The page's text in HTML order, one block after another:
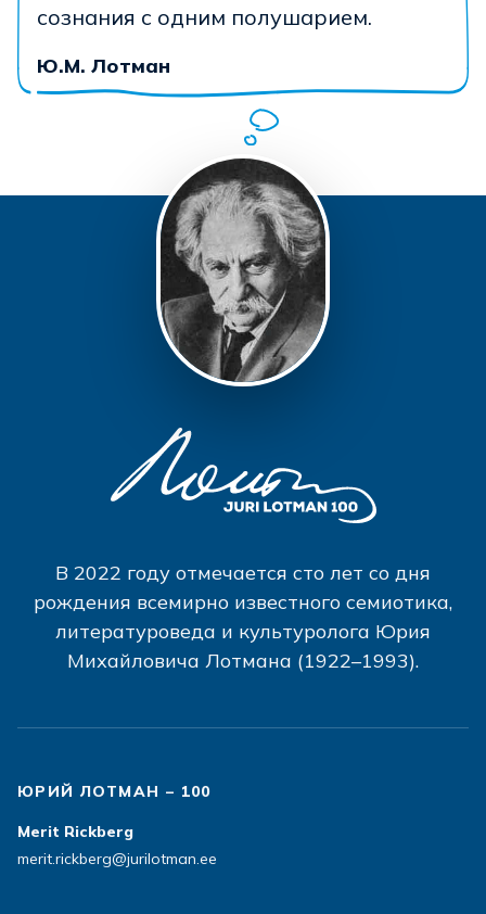
сознания с одним полушарием.
Ю.М. Лотман
В 2022 году отмечается сто лет со дня
рождения всемирно известного семиотика,
литературоведа и культуролога Юрия
Михайловича Лотмана (1922–1993).
ЮРИЙ ЛОТМАН – 100
Merit Rickberg
merit.rickberg@jurilotman.ee